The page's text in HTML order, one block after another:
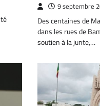
9 septembre
Des centaines de
dans les rues de
soutien à la junte,…